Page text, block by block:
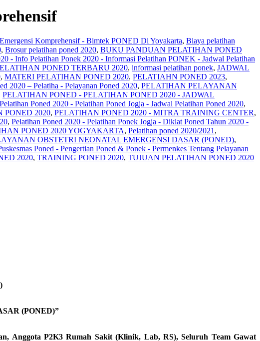
Komprehensif - Bimtek PONED Di Yoyakarta, Biaya pelatihan
, Brosur pelatihan poned 2020, BUKU PANDUAN PELATIHAN PONED
- Info Pelatihan Ponek 2020 - Informasi Pelatihan PONEK - Jadwal Pelatihan
PONED TERBARU 2020, informasi pelatihan ponek, JADWAL
, MATERI PELATIHAN PONED 2020, PELATIAHN PONED 2023,
2020 – Pelatiha - Pelayanan Poned 2020, PELATIHAN PELAYANAN
PELATIHAN PONED - PELATIHAN PONED 2020 - JADWAL
Poned 2020 - Pelatihan Poned Jogja - Jadwal Pelatihan Poned 2020,
PONED 2020, PELATIHAN PONED 2020 - MITRA TRAINING CENTER,
, Pelatihan Poned 2020 - Pelatihan Ponek Jogja - Diklat Poned Tahun 2020 -
PONED 2020 YOGYAKARTA, Pelatihan poned 2020/2021 ,
OBSTETRI NEONATAL EMERGENSI DASAR (PONED),
Poned - Pengertian Poned & Ponek - Permenkes Tentang Pelayanan
2020, TRAINING PONED 2020, TUJUAN PELATIHAN PONED 2020
(PONED)”
Anggota P2K3 Rumah Sakit (Klinik, Lab, RS), Seluruh Team Gawat